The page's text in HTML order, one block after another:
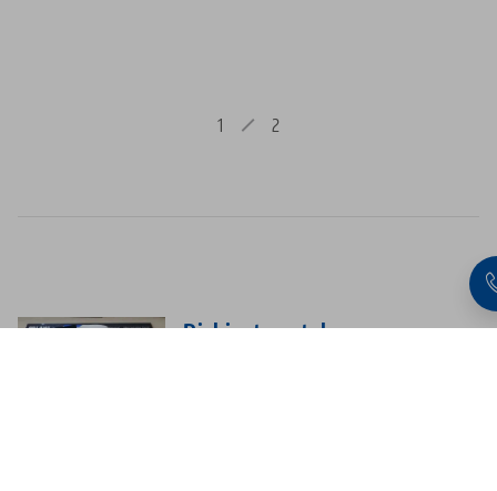
1 2
Richiesta catalogo